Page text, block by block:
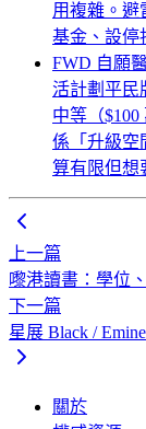
用複雜。避
基金、設停
FWD 自願
活計劃平民
中等（
係「升級空
算有限但想
上一篇
嚟港讀書：學位
下一篇
星展 Black /
關於